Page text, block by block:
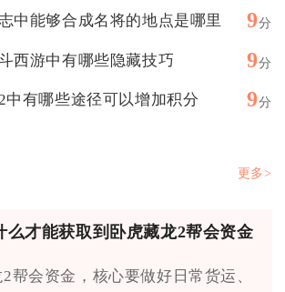
中能够合成名将的地点是哪里 9分
西游中有哪些隐藏技巧 9分
中有哪些途径可以增加积分 9分
更多>
么才能获取到卧虎藏龙2帮会资金
帮会资金，核心要做好日常货运、